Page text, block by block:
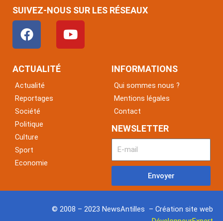
SUIVEZ-NOUS SUR LES RÉSEAUX
F
a
c
e
o
o
k
Y
o
u
ACTUALITÉ
Actualité
Reportages
Société
Politique
Culture
Sport
Economie
INFORMATIONS
Qui sommes nous ?
Mentions légales
Contact
NEWSLETTER
Envoyer
© 2008 – 2023 NewsAntilles – Création site web